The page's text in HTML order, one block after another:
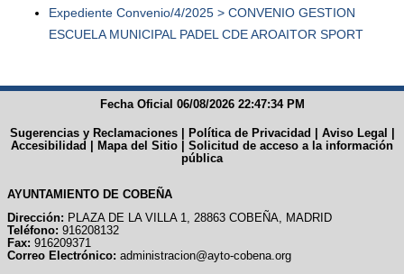
Expediente Convenio/4/2025 > CONVENIO GESTION
ESCUELA MUNICIPAL PADEL CDE AROAITOR SPORT
Fecha Oficial 06/08/2026 22:47:34 PM
Sugerencias y Reclamaciones| Política de Privacidad Aviso Legal
Accesibilidad
Mapa del Sitio
Solicitud de acceso a la información
pública
AYUNTAMIENTO DE COBEÑA
Dirección: PLAZA DE LA VILLA 1, 28863 COBEÑA, MADRID
Teléfono: 916208132
Fax: 916209371
Correo Electrónico: administracion@ayto-cobena.org